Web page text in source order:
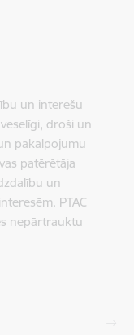
un interešu
droši un
pakalpojumu
patērētāja
un
PTAC
nepārtrauktu